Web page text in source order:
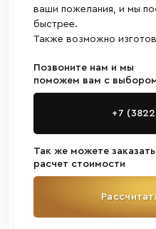
ваши пожелания, и мы
быстрее.
Также возможно
Позвоните нам и мы
поможем вам с
+7
Так же можете заказать
расчет стоимости